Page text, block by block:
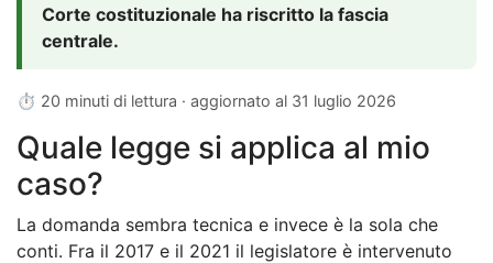
Corte costituzionale ha riscritto la fascia
centrale.
⏱ 20 minuti di lettura · aggiornato al 31 luglio 2026
Quale legge si applica al mio
caso?
La domanda sembra tecnica e invece è la sola che
conti. Fra il 2017 e il 2021 il legislatore è intervenuto